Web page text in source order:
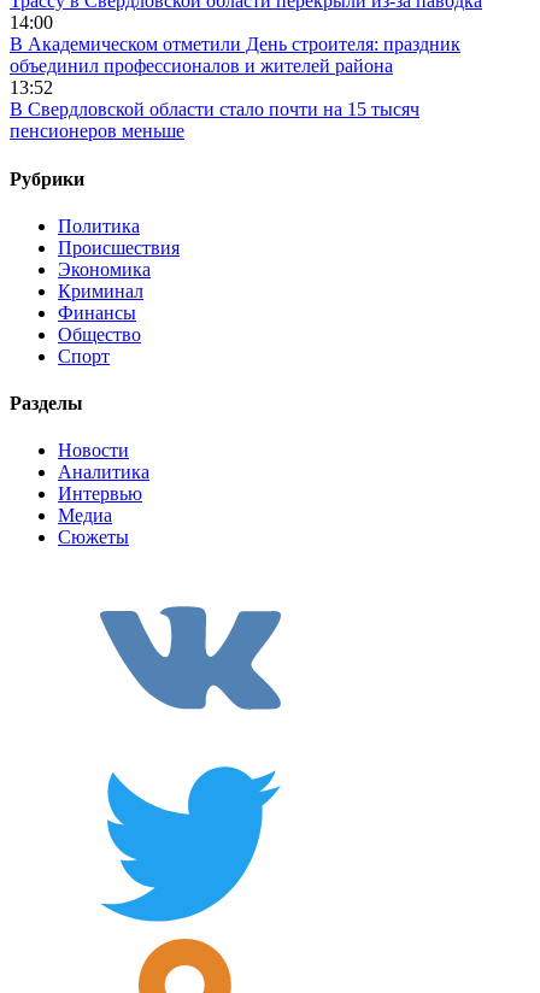
14:00
В Академическом отметили День строителя: праздник
объединил профессионалов и жителей района
13:52
В Свердловской области стало почти на 15 тысяч
пенсионеров меньше
Рубрики
Политика
Происшествия
Экономика
Криминал
Финансы
Общество
Спорт
Разделы
Новости
Аналитика
Интервью
Медиа
Сюжеты